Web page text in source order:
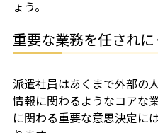
ょう。
重要な業務を任され
派遣社員はあくまで外部の
情報に関わるようなコアな
に関わる重要な意思決定に